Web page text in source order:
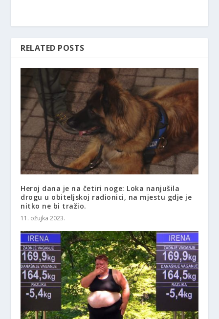
RELATED POSTS
Heroj dana je na četiri noge: Loka nanjušila
drogu u obiteljskoj radionici, na mjestu gdje je
nitko ne bi tražio.
11. ožujka 2023.